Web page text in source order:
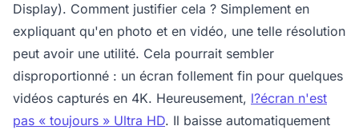
Display). Comment justifier cela ? Simplement en
expliquant qu'en photo et en vidéo, une telle résolution
peut avoir une utilité. Cela pourrait sembler
disproportionné : un écran follement fin pour quelques
vidéos capturés en 4K. Heureusement, l?écran n'est
pas « toujours » Ultra HD. Il baisse automatiquement